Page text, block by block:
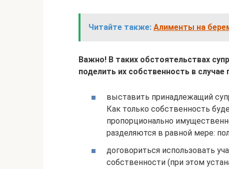
Читайте также: Алименты на
Важно! В таких обстоятельствах
поделить их собственность в случае
выставить принадлежащий
Как только собственность
пропорционально
разделяются в равной мере:
договориться использовать
собственности (при этом